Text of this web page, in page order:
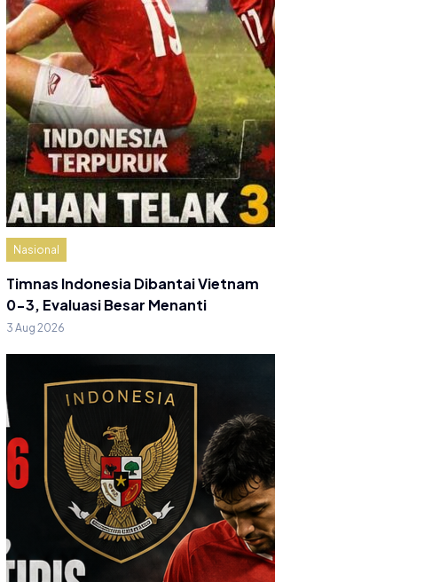
Nasional
Timnas Indonesia Dibantai Vietnam
0-3, Evaluasi Besar Menanti
3 Aug 2026